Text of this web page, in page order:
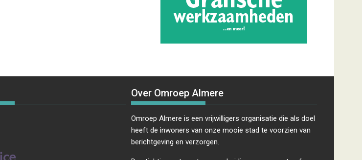
Over Omroep Almere
Omroep Almere is een vrijwilligers organisatie die als doel
heeft de inwoners van onze mooie stad te voorzien van
berichtgeving en verzorgen.